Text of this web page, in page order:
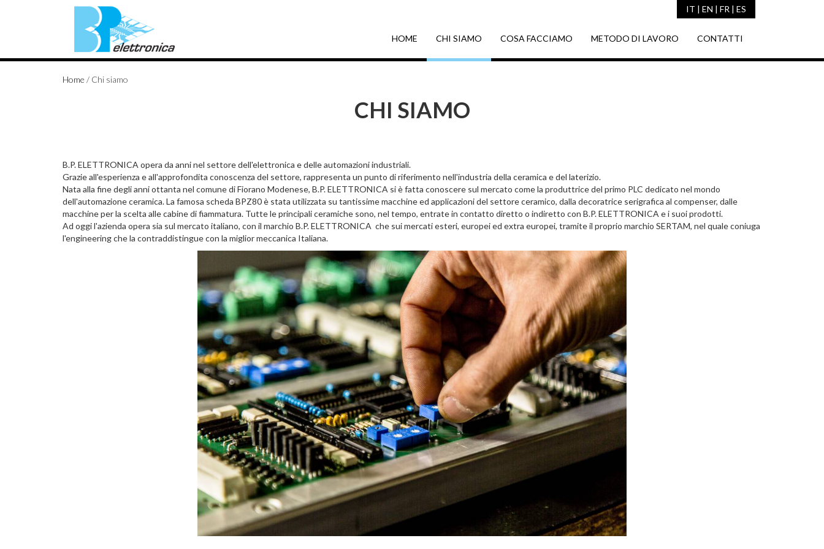
HOME CHI SIAMO COSA FACCIAMO METODO DI LAVORO CONTATTI
IT | EN | FR | ES
Home / Chi siamo
CHI SIAMO
B.P. ELETTRONICA opera da anni nel settore dell'elettronica e delle automazioni industriali.
Grazie all'esperienza e all'approfondita conoscenza del settore, rappresenta un punto di riferimento nell'industria della ceramica e del laterizio.
Nata alla fine degli anni ottanta nel comune di Fiorano Modenese, B.P. ELETTRONICA si è fatta conoscere sul mercato come la produttrice del primo PLC dedicato nel mondo
dell'automazione ceramica. La famosa scheda BPZ80 è stata utilizzata su tantissime macchine ed applicazioni del settore ceramico, dalla decoratrice serigrafica al compenser, dalle
macchine per la scelta alle cabine di fiammatura. Tutte le principali ceramiche sono, nel tempo, entrate in contatto diretto o indiretto con B.P. ELETTRONICA e i suoi prodotti.
Ad oggi l'azienda opera sia sul mercato italiano, con il marchio B.P. ELETTRONICA che sui mercati esteri, europei ed extra europei, tramite il proprio marchio SERTAM, nel quale coniuga
l'engineering che la contraddistingue con la miglior meccanica Italiana.